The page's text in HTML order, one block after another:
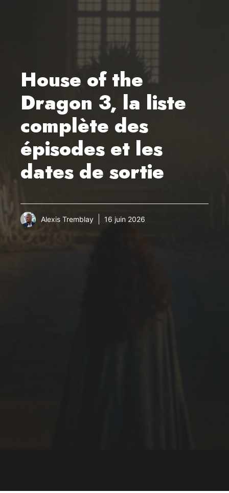
House of the
Dragon 3, la liste
complète des
épisodes et les
dates de sortie
Alexis Tremblay 16 juin 2026